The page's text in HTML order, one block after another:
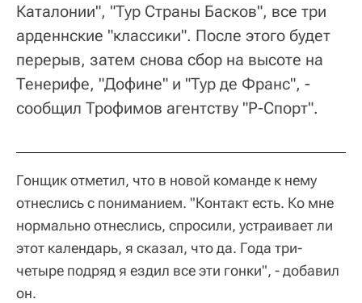
Каталонии", "Тур Страны Басков", все три
арденнские "классики". После этого будет
перерыв, затем снова сбор на высоте на
Тенерифе, "Дофине" и "Тур де Франс", -
сообщил Трофимов агентству "Р-Спорт".
Гонщик отметил, что в новой команде к нему
отнеслись с пониманием. "Контакт есть. Ко мне
нормально отнеслись, спросили, устраивает ли
этот календарь, я сказал, что да. Года три-
четыре подряд я ездил все эти гонки", - добавил
он.